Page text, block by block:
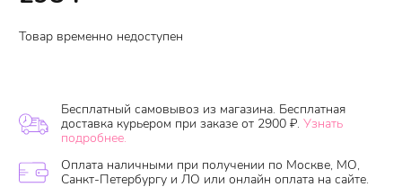
Товар временно недоступен
Бесплатный самовывоз из магазина. Бесплатная
доставка курьером при заказе от 2900 ₽. Узнать
подробнее.
Оплата наличными при получении по Москве, МО,
Санкт-Петербургу и ЛО или онлайн оплата на сайте.